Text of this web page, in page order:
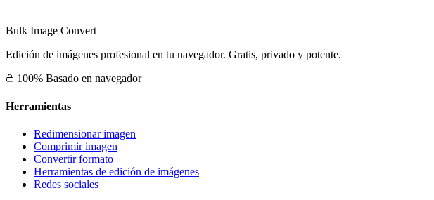
Bulk Image Convert
Edición de imágenes profesional en tu navegador. Gratis, privado y potente.
100% Basado en navegador
Herramientas
Redimensionar imagen
Comprimir imagen
Convertir formato
Herramientas de edición de imágenes
Redes sociales